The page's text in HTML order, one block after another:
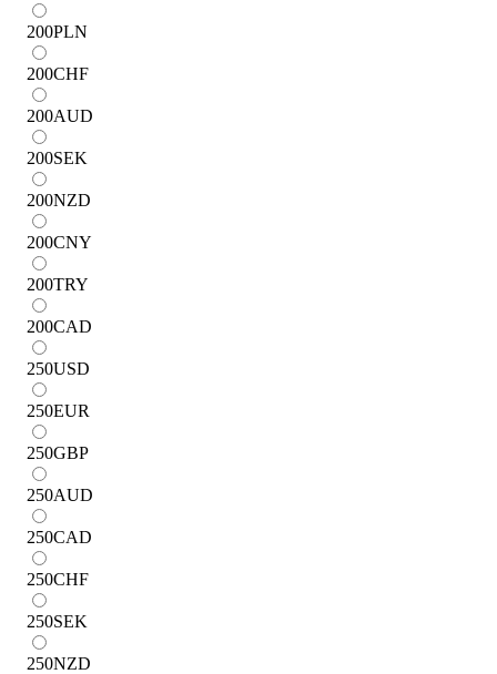
200PLN
200CHF
200AUD
200SEK
200NZD
200CNY
200TRY
200CAD
250USD
250EUR
250GBP
250AUD
250CAD
250CHF
250SEK
250NZD